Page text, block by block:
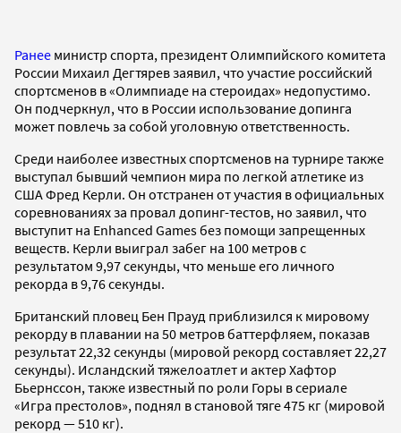
Ранее министр спорта, президент Олимпийского комитета
России Михаил Дегтярев заявил, что участие российский
спортсменов в «Олимпиаде на стероидах» недопустимо.
Он подчеркнул, что в России использование допинга
может повлечь за собой уголовную ответственность.
Среди наиболее известных спортсменов на турнире также
выступал бывший чемпион мира по легкой атлетике из
США Фред Керли. Он отстранен от участия в официальных
соревнованиях за провал допинг-тестов, но заявил, что
выступит на Enhanced Games без помощи запрещенных
веществ. Керли выиграл забег на 100 метров с
результатом 9,97 секунды, что меньше его личного
рекорда в 9,76 секунды.
Британский пловец Бен Прауд приблизился к мировому
рекорду в плавании на 50 метров баттерфляем, показав
результат 22,32 секунды (мировой рекорд составляет 22,27
секунды). Исландский тяжелоатлет и актер Хафтор
Бьернссон, также известный по роли Горы в сериале
«Игра престолов», поднял в становой тяге 475 кг (мировой
рекорд — 510 кг).